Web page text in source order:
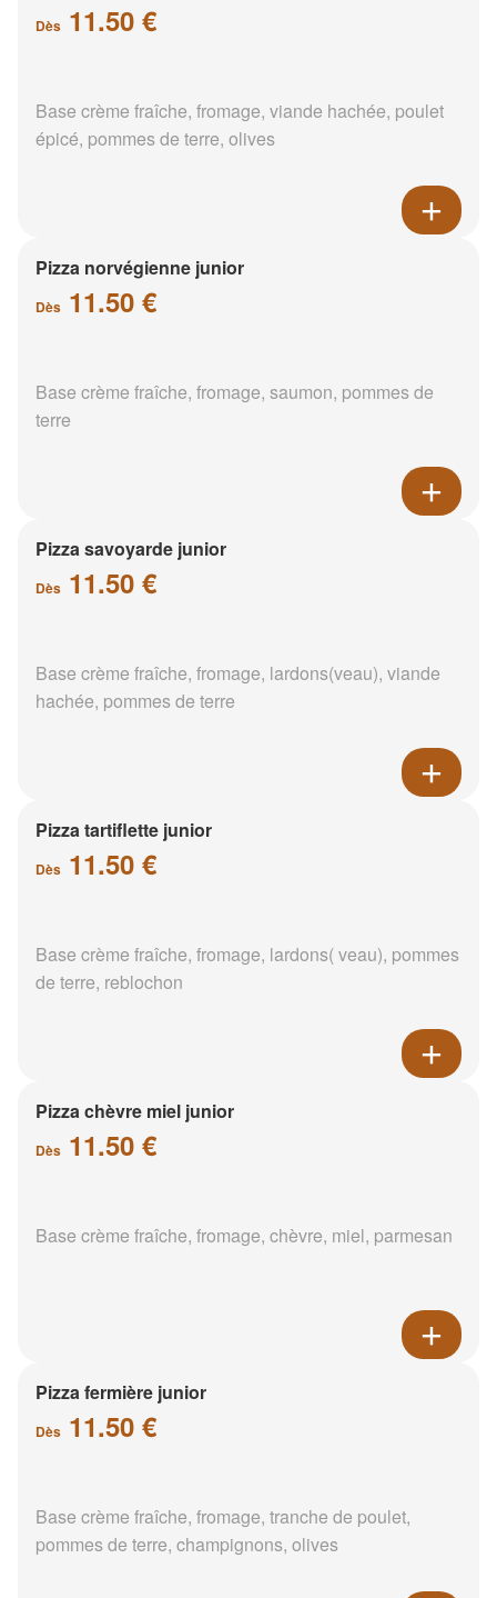
Dès 11.50 €
Base crème fraîche, fromage, viande hachée, poulet
épicé, pommes de terre, olives
Pizza norvégienne junior
Dès 11.50 €
Base crème fraîche, fromage, saumon, pommes de
terre
Pizza savoyarde junior
Dès 11.50 €
Base crème fraîche, fromage, lardons(veau), viande
hachée, pommes de terre
Pizza tartiflette junior
Dès 11.50 €
Base crème fraîche, fromage, lardons( veau), pommes
de terre, reblochon
Pizza chèvre miel junior
Dès 11.50 €
Base crème fraîche, fromage, chèvre, miel, parmesan
Pizza fermière junior
Dès 11.50 €
Base crème fraîche, fromage, tranche de poulet,
pommes de terre, champignons, olives